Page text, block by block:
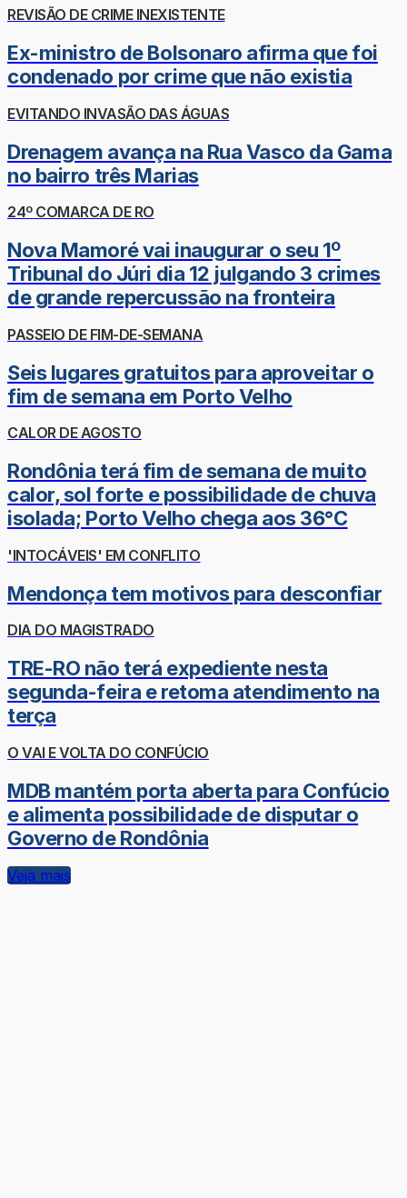
REVISÃO DE CRIME INEXISTENTE
Ex-ministro de Bolsonaro afirma que foi
condenado por crime que não existia
EVITANDO INVASÃO DAS ÁGUAS
Drenagem avança na Rua Vasco da Gama
no bairro três Marias
24º COMARCA DE RO
Nova Mamoré vai inaugurar o seu 1º
Tribunal do Júri dia 12 julgando 3 crimes
de grande repercussão na fronteira
PASSEIO DE FIM-DE-SEMANA
Seis lugares gratuitos para aproveitar o
fim de semana em Porto Velho
CALOR DE AGOSTO
Rondônia terá fim de semana de muito
calor, sol forte e possibilidade de chuva
isolada; Porto Velho chega aos 36°C
'INTOCÁVEIS' EM CONFLITO
Mendonça tem motivos para desconfiar
DIA DO MAGISTRADO
TRE-RO não terá expediente nesta
segunda-feira e retoma atendimento na
terça
O VAI E VOLTA DO CONFÚCIO
MDB mantém porta aberta para Confúcio
e alimenta possibilidade de disputar o
Governo de Rondônia
Veja mais